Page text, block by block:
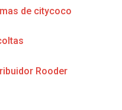
de citycoco
Rooder